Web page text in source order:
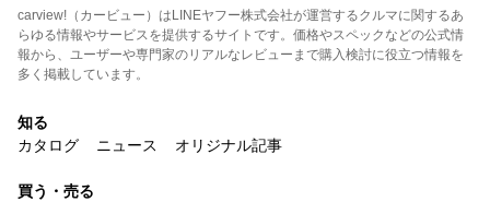
carview!（カービュー）はLINEヤフー株式会社が運営するクルマに関するあ
らゆる情報やサービスを提供するサイトです。価格やスペックなどの公式情
報から、ユーザーや専門家のリアルなレビューまで購入検討に役立つ情報を
多く掲載しています。
知る
カタログ
ニュース オリジナル記事
買う・売る